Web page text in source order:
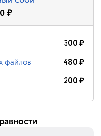
₽
300₽
файлов 480₽
200₽